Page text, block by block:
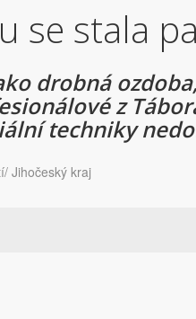
se stala
drobná
z
techniky
Jihočeský kraj